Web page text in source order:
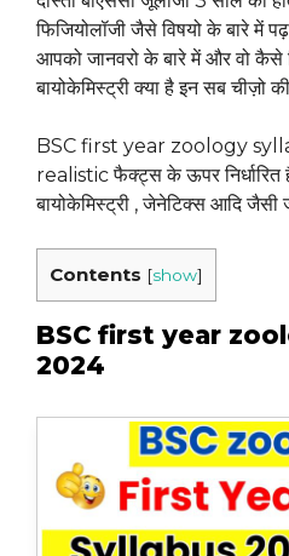
फिजियोलॉजी जैसे विषयो के बारे में
आपको जानवरो के बारे में और वो
बायोकेमिस्ट्री क्या है इन सब चीज़ो
BSC first year zoology
realistic फैक्ट्स के ऊपर
बायोकेमिस्ट्री , जेनेटिक्स आदि जैसी
Contents [show]
BSC first year
2024